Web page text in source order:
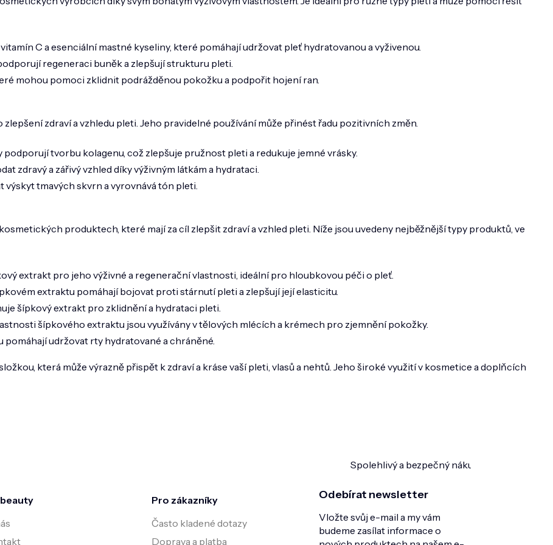
C a esenciální mastné kyseliny, které pomáhají udržovat pleť hydratovanou a vyživenou.
regeneraci buněk a zlepšují strukturu pleti.
mohou pomoci zklidnit podrážděnou pokožku a podpořit hojení ran.
zdraví a vzhledu pleti. Jeho pravidelné používání může přinést řadu pozitivních změn.
podporují tvorbu kolagenu, což zlepšuje pružnost pleti a redukuje jemné vrásky.
zdravý a zářivý vzhled díky výživným látkám a hydrataci.
výskyt tmavých skvrn a vyrovnává tón pleti.
produktech, které mají za cíl zlepšit zdraví a vzhled pleti. Níže jsou uvedeny nejběžnější typy produktů, ve
extrakt pro jeho výživné a regenerační vlastnosti, ideální pro hloubkovou péči o pleť.
extraktu pomáhají bojovat proti stárnutí pleti a zlepšují její elasticitu.
šípkový extrakt pro zklidnění a hydrataci pleti.
šípkového extraktu jsou využívány v tělových mlécích a krémech pro zjemnění pokožky.
pomáhají udržovat rty hydratované a chráněné.
která může výrazně přispět k zdraví a kráse vaší pleti, vlasů a nehtů. Jeho široké využití v kosmetice a doplňcích
Pro zákazníky
Často kladené dotazy
Doprava a platba
Spolehlivý a bezpečný nákup
Odebírat newsletter
Vložte svůj e-mail a my vám
budeme zasílat informace o